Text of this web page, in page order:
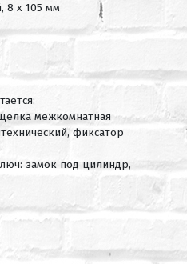
8 х 105 мм
межкомнатная
фиксатор
замок под цилиндр,